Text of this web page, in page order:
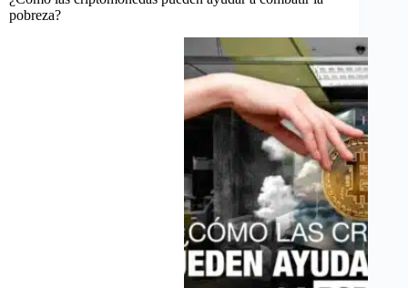
pobreza?